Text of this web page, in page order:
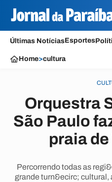
Últimas NotíciasEsportes
Home>cultura
Orquestra
São Paulo
praia
Percorrendo todas as
grande turn&ecirc;